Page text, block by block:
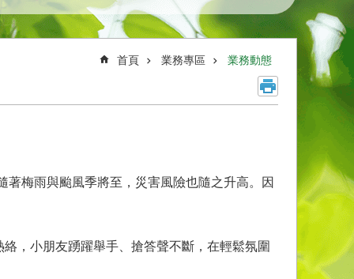
首頁 業務專區 業務動態
梅雨與颱風季將至，災害風險也隨之升高。因
，小朋友踴躍舉手、搶答聲不斷，在輕鬆氛圍